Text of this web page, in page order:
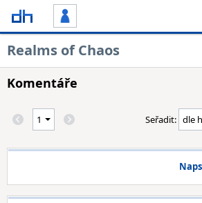
Realms of Chaos
Komentáře
Seřadit: